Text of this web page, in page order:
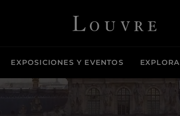
Louvre - Homepage
EXPOSICIONES Y EVENTOS EXPLORA